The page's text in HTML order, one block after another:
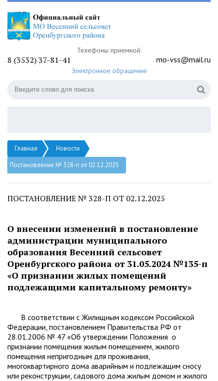
Телефоны приемной:
8 (3532) 37-81-41 mo-vss@mail.ru
Электронное обращение
Главная
Новости
Постановление № 328-п от 02.12.2025
ПОСТАНОВЛЕНИЕ № 328-П ОТ 02.12.2025
О внесении изменений в постановление
администрации муниципального
образования Весенний сельсовет
Оренбургского района от 31.05.2024 №135-п
«О признании жилых помещений
подлежащими капитальному ремонту»
В соответствии с Жилищным кодексом Российской
Федерации, постановлением Правительства РФ от
28.01.2006 № 47 «Об утверждении Положения о
признании помещения жилым помещением, жилого
помещения непригодным для проживания,
многоквартирного дома аварийным и подлежащим сносу
или реконструкции, садового дома жилым домом и жилого